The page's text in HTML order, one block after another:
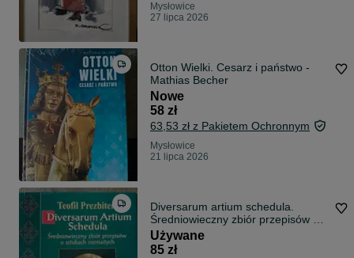
Mysłowice
27 lipca 2026
Otton Wielki. Cesarz i państwo -
Mathias Becher
Nowe
58 zł
63,53 zł z Pakietem Ochronnym
Mysłowice
21 lipca 2026
Diversarum artium schedula.
Średniowieczny zbiór przepisów o
sztukach rozmaitych, Teofil
Prezbiter
Używane
85 zł